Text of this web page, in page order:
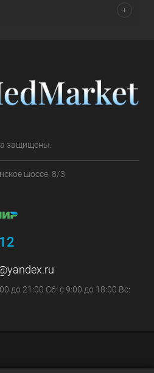
защищены.
шоссе, 8/3
до 21:00 Сб: с 9:00 до 18:00 Вс: